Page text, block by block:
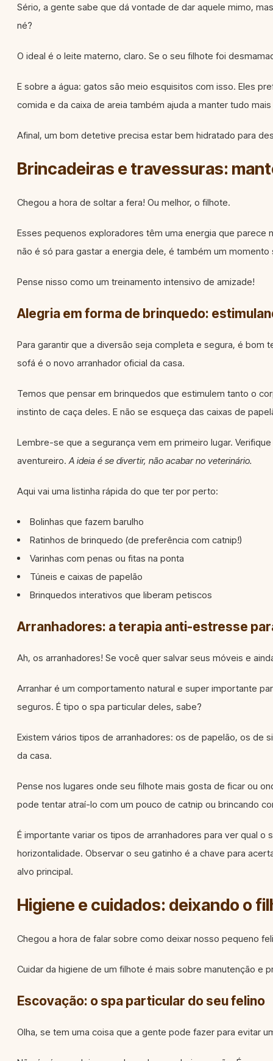
Sério, a gente sabe que dá vontade de dar aquele mimo,
né?
O ideal é o leite materno, claro. Se o seu filhote foi
E sobre a água: gatos são meio esquisitos com isso. Eles
comida e da caixa de areia também ajuda a manter tudo
Afinal, um bom detetive precisa estar bem hidratado para
Brincadeiras e travessuras:
Chegou a hora de soltar a fera! Ou melhor, o filhote.
Esses pequenos exploradores têm uma energia que
não é só para gastar a energia dele, é também um
Pense nisso como um treinamento intensivo de amizade!
Alegria em forma de brinquedo:
Para garantir que a diversão seja completa e segura, é
sofá é o novo arranhador oficial da casa.
Temos que pensar em brinquedos que estimulem tanto o
instinto de caça deles. E não se esqueça das caixas de
Lembre-se que a segurança vem em primeiro lugar.
aventureiro.A ideia é se divertir, não acabar no veterinário.
Aqui vai uma listinha rápida do que ter por perto:
Bolinhas que fazem barulho
Ratinhos de brinquedo (de preferência com catnip!)
Varinhas com penas ou fitas na ponta
Túneis e caixas de papelão
Brinquedos interativos que liberam petiscos
Arranhadores: a terapia anti-estresse
Ah, os arranhadores! Se você quer salvar seus móveis e
Arranhar é um comportamento natural e super importante
seguros. É tipo o spa particular deles, sabe?
Existem vários tipos de arranhadores: os de papelão, os
da casa.
Pense nos lugares onde seu filhote mais gosta de ficar ou
pode tentar atraí-lo com um pouco de catnip ou brincando
É importante variar os tipos de arranhadores para ver qual
horizontalidade. Observar o seu gatinho é a chave para
alvo principal.
Higiene e cuidados: deixando o
Chegou a hora de falar sobre como deixar nosso pequeno
Cuidar da higiene de um filhote é mais sobre manutenção e
Escovação: o spa particular do seu felino
Olha, se tem uma coisa que a gente pode fazer para evitar